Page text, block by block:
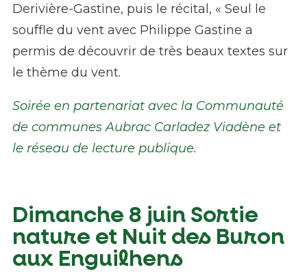
Derivière-Gastine, puis le récital, « Seul le
souffle du vent avec Philippe Gastine a
permis de découvrir de très beaux textes sur
le thème du vent.
Soirée en partenariat avec la Communauté
de communes Aubrac Carladez Viadène et
le réseau de lecture publique.
Dimanche 8 juin Sortie
nature et Nuit des Buron
aux Enguilhens